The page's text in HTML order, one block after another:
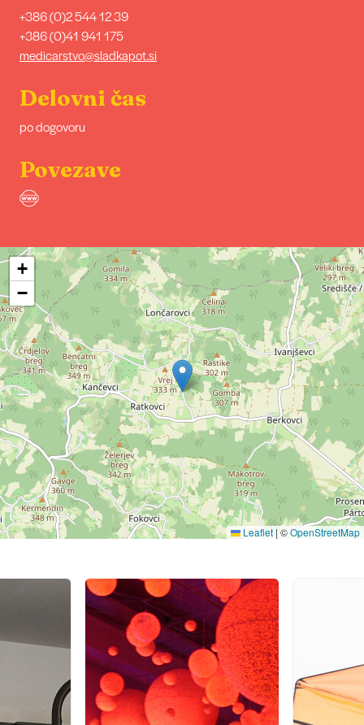
+386 (0)2 544 12 39
+386 (0)41 941 175
medicarstvo@sladkapot.si
Delovni čas
po dogovoru
Povezave
+
−
Leaflet |©OpenStreetMap